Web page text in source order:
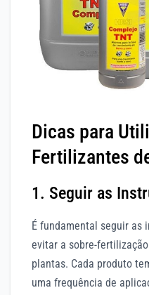
Dicas para
Fertilizantes
1. Seguir as
É fundamental seguir as
evitar a sobre-
plantas. Cada produto
uma frequência de